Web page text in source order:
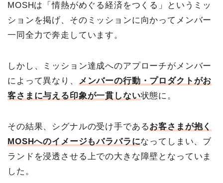
MOSHは「情熱がめぐる経済をつくる」というミッ
ションを掲げ、そのミッションに向かってメンバー
一同全力で奔走しています。
しかし、ミッション達成へのアプローチがメンバー
によって異なり、 メンバーの行動・プロダクトがお
客さまに与える印象が一貫しない状態に。
その結果、シグナルの受け手であるお客さまが抱く
MOSHへのイメージもバラバラになってしまい、ブ
ランドを浸透させる上での大きな障壁となっていま
した。